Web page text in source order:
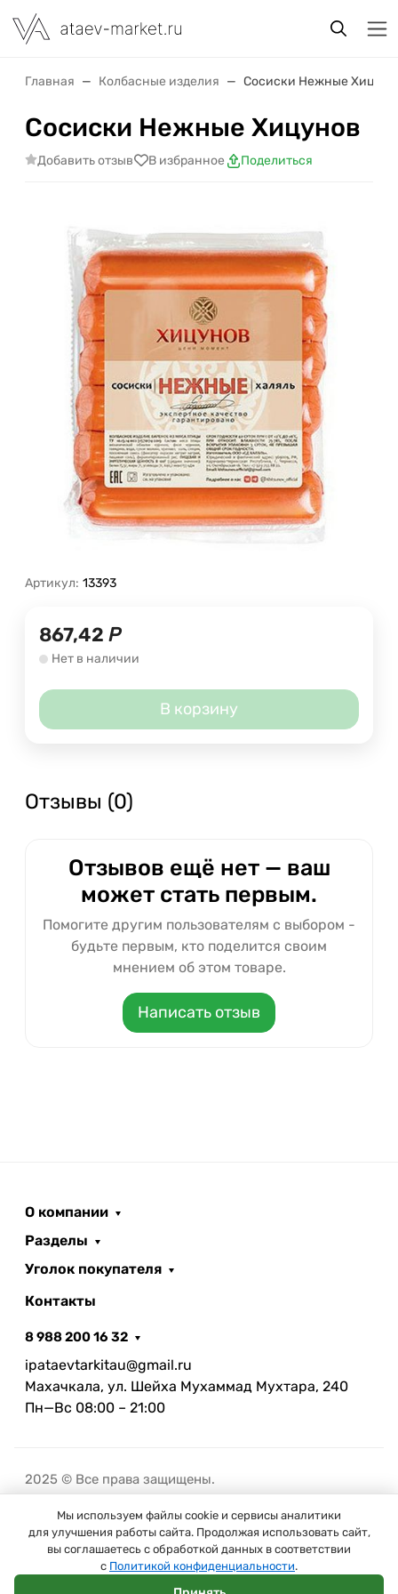
В корзину
Главная Колбасные изделия Сосиски Нежные
Сосиски Нежные Хицунов
Добавить отзыв В избранное Поделиться
Артикул: 13393
867,42 Р
Нет в наличии
В корзину
Отзывы (0)
Отзывов ещё нет — ваш
может стать первым.
Помогите другим пользователям с выбором -
будьте первым, кто поделится своим
мнением об этом товаре.
Написать отзыв
О компании
Разделы
Уголок покупателя
Контакты
8 988 200 16 32
ipataevtarkitau@gmail.ru
Махачкала, ул. Шейха Мухаммад Мухтара, 240
Пн—Вс 08:00 – 21:00
2025 © Все права защищены.
Мы используем файлы cookie и сервисы аналитики
для улучшения работы сайта. Продолжая использовать сайт,
вы соглашаетесь с обработкой данных в соответствии
с Политикой конфиденциальности.